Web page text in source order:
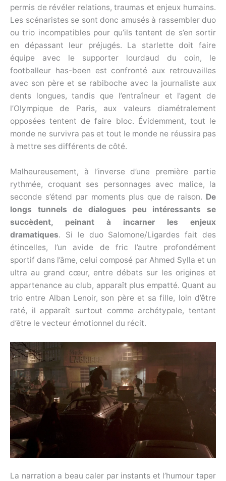
permis de révéler relations, traumas et enjeux humains.
Les scénaristes se sont donc amusés à rassembler duo
ou trio incompatibles pour qu’ils tentent de s’en sortir
en dépassant leur préjugés. La starlette doit faire
équipe avec le supporter lourdaud du coin, le
footballeur has-been est confronté aux retrouvailles
avec son père et se rabiboche avec la journaliste aux
dents longues, tandis que l’entraîneur et l’agent de
l’Olympique de Paris, aux valeurs diamétralement
opposées tentent de faire bloc. Évidemment, tout le
monde ne survivra pas et tout le monde ne réussira pas
à mettre ses différents de côté.
Malheureusement, à l’inverse d’une première partie
rythmée, croquant ses personnages avec malice, la
seconde s’étend par moments plus que de raison. De
longs tunnels de dialogues peu intéressants se
succèdent, peinant à incarner les enjeux
dramatiques. Si le duo Salomone/Ligardes fait des
étincelles, l’un avide de fric l’autre profondément
sportif dans l’âme, celui composé par Ahmed Sylla et un
ultra au grand cœur, entre débats sur les origines et
appartenance au club, apparaît plus empatté. Quant au
trio entre Alban Lenoir, son père et sa fille, loin d’être
raté, il apparaît surtout comme archétypale, tentant
d’être le vecteur émotionnel du récit.
La narration a beau caler par instants et l’humour taper